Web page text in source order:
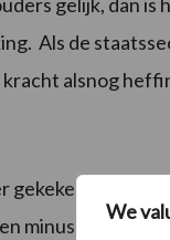
We
Als de
alsnog
hoeveel
minus 4